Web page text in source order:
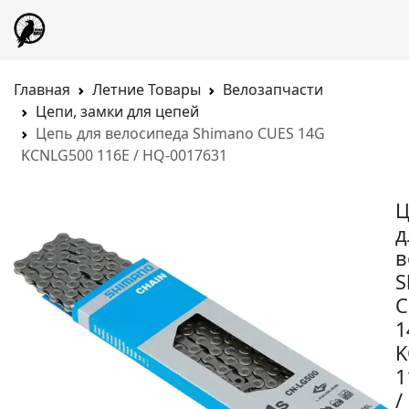
Главная Летние Товары
Велозапчасти
Цепи, замки для цепей
Цепь для велосипеда Shimano CUES 14G
KCNLG500 116E / HQ-0017631
/